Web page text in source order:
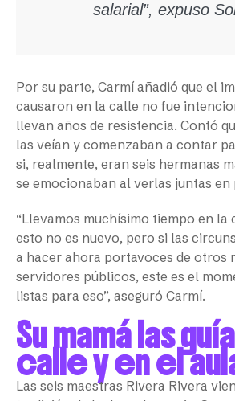
salarial”, expuso
Por su parte, Carmí añadió que el
causaron en la calle no fue
llevan años de resistencia. Contó
las veían y comenzaban a contar
si, realmente, eran seis hermanas
se emocionaban al verlas juntas en
“Llevamos muchísimo tiempo en la
esto no es nuevo, pero si las
a hacer ahora portavoces de otros
servidores públicos, este es el
listas para eso”, aseguró Carmí.
Su mamá las
calle y en el
Las seis maestras Rivera Rivera